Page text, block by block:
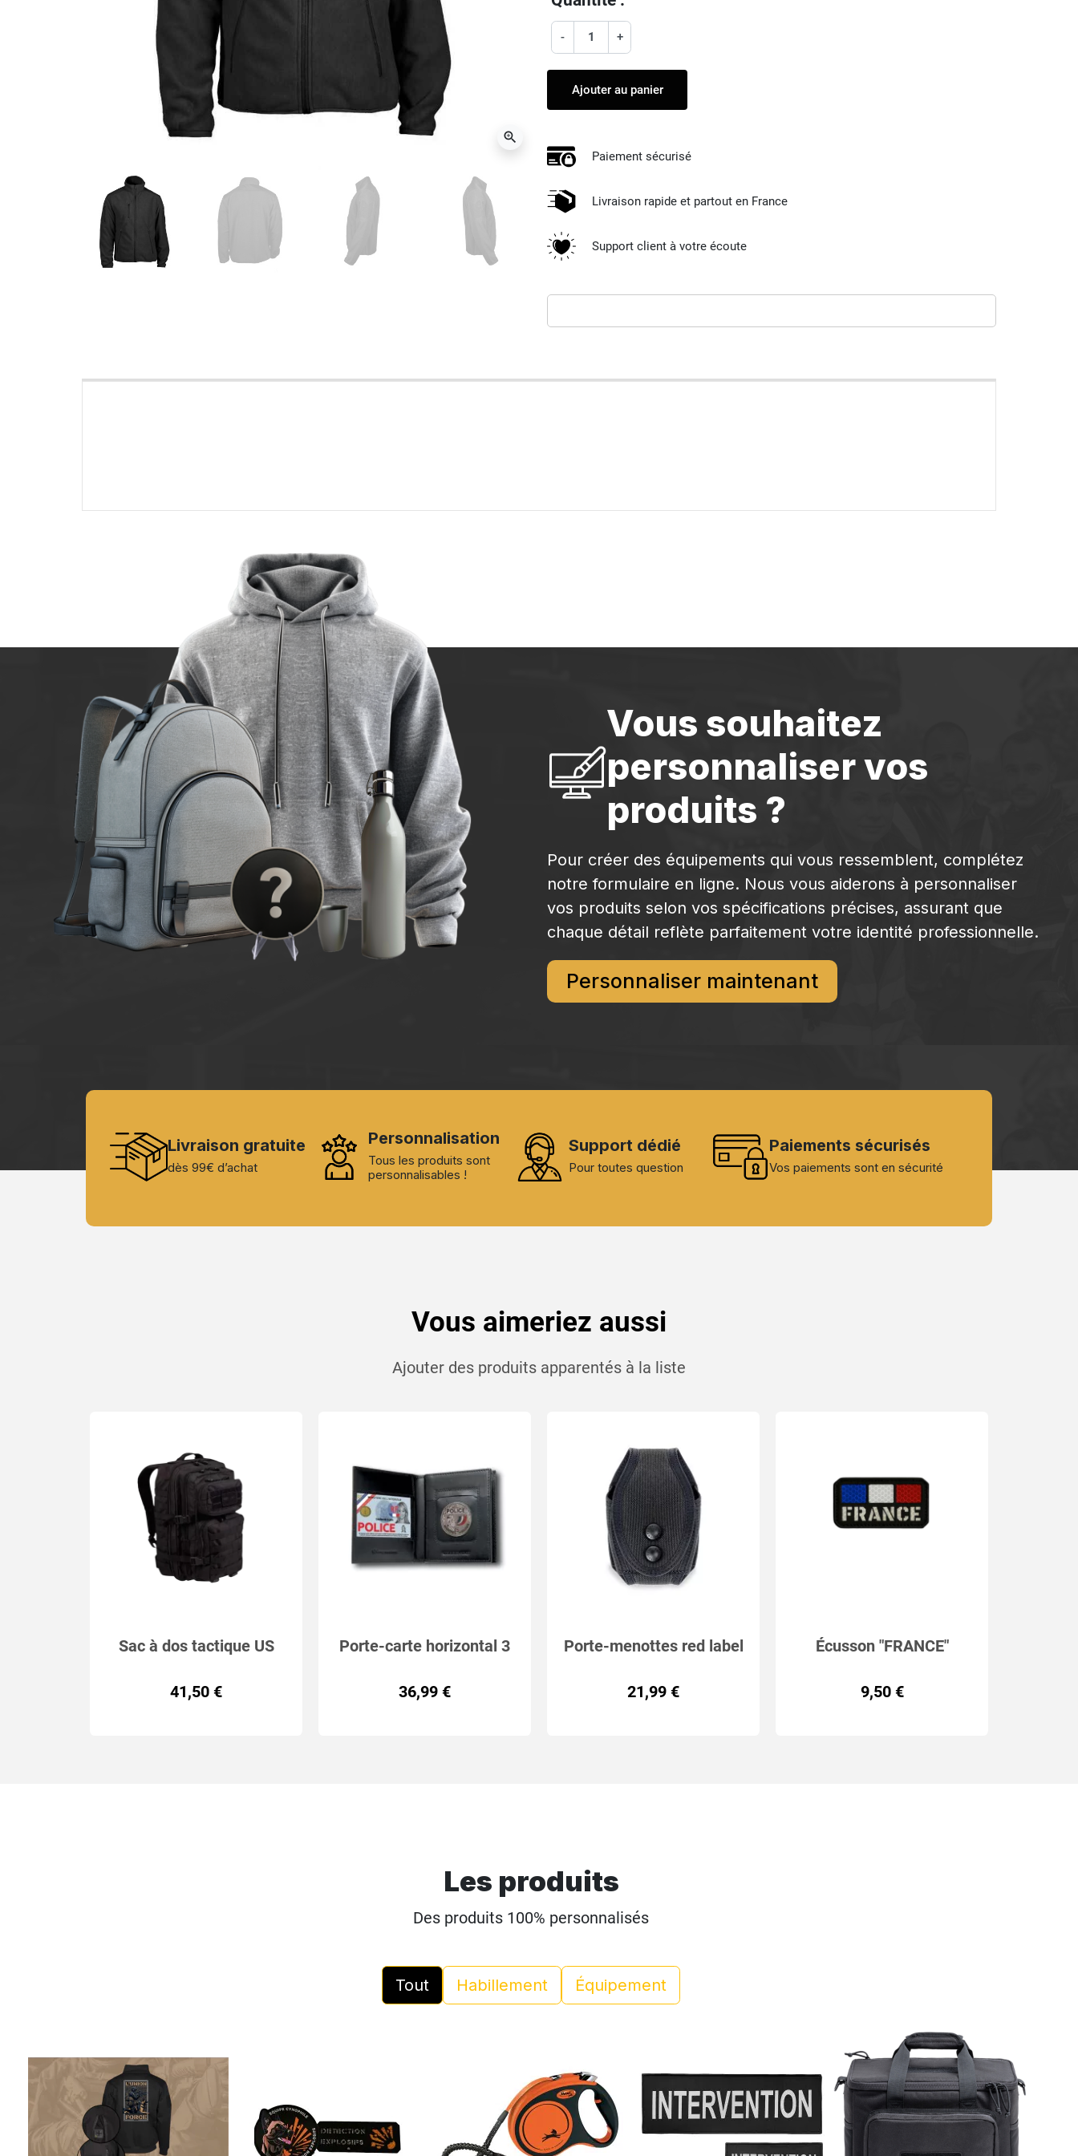
zoom_in
- +
Ajouter au panier
Paiement sécurisé
Livraison rapide et partout en France
Support client à votre écoute
Vous souhaitez
personnaliser vos
produits ?
Pour créer des équipements qui vous ressemblent, complétez
notre formulaire en ligne. Nous vous aiderons à personnaliser
vos produits selon vos spécifications précises, assurant que
chaque détail reflète parfaitement votre identité professionnelle.
Personnaliser maintenant
Livraison gratuite
dès 99€ d’achat
Personnalisation
Tous les produits sont
personnalisables !
Support dédié
Pour toutes question
Paiements sécurisés
Vos paiements sont en sécurité
Vous aimeriez aussi
Ajouter des produits apparentés à la liste
Sac à dos tactique US
ASSAULT MIL-TEC 36L 4
41,50 €
Porte-carte horizontal 3
volets
36,99 €
Porte-menottes red label
21,99 €
Écusson "FRANCE"
Réfléchissant – Découpe
9,50 €
Les produits
Des produits 100% personnalisés
Tout Habillement Équipement